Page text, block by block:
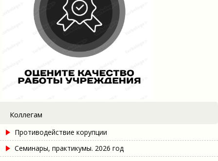
Коллегам
Противодействие корупции
Семинары, практикумы. 2026 год